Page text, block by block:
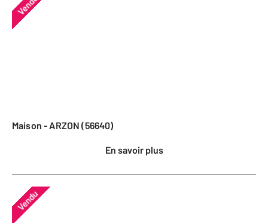
Maison - ARZON (56640)
En savoir plus
Vendu